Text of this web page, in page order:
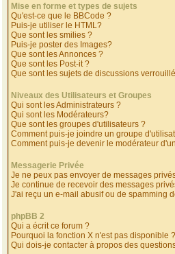
Mise en forme et types de sujets
Qu'est-ce que le BBCode ?
Puis-je utiliser le HTML?
Que sont les smilies ?
Puis-je poster des Images?
Que sont les Annonces ?
Que sont les Post-it ?
Que sont les sujets de discussions
Niveaux des Utilisateurs et Groupes
Qui sont les Administrateurs ?
Qui sont les Modérateurs?
Que sont les groupes d'utilisateurs ?
Comment puis-je joindre un groupe
Comment puis-je devenir le modérateur
Messagerie Privée
Je ne peux pas envoyer de messages
Je continue de recevoir des messages
J'ai reçu un e-mail abusif ou de spamming
phpBB 2
Qui a écrit ce forum ?
Pourquoi la fonction X n'est pas disponible ?
Qui dois-je contacter à propos des